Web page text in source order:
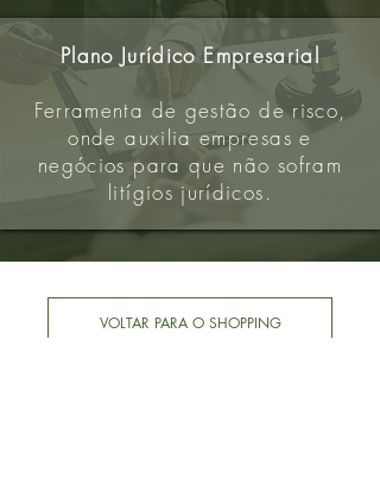
Plano Jurídico Empresarial
Ferramenta de gestão de risco,
onde auxilia empresas e
negócios para que não sofram
litígios jurídicos.
VOLTAR PARA O SHOPPING